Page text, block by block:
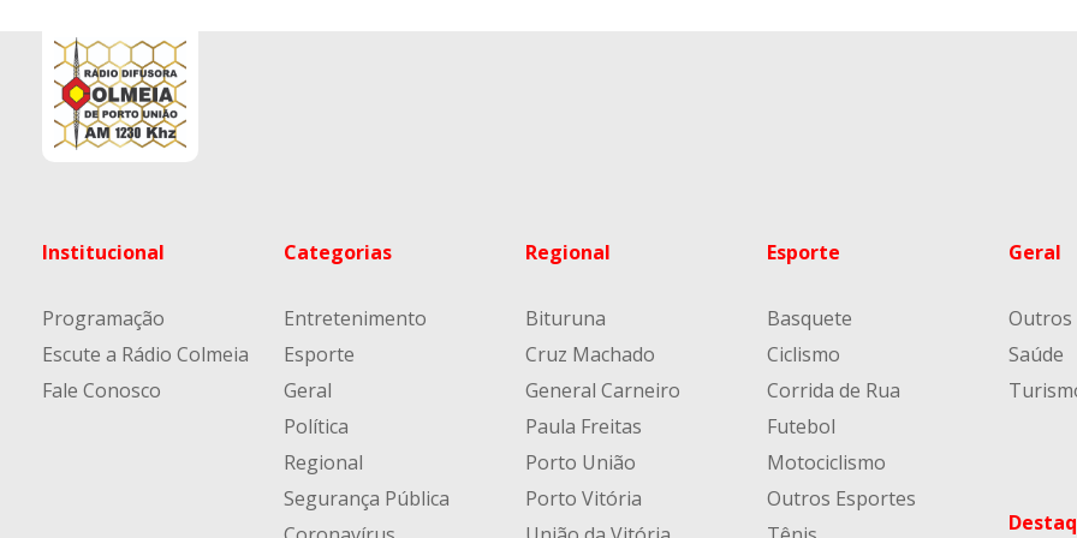
Institucional
Programação
Escute a Rádio Colmeia
Fale Conosco
Categorias
Entretenimento
Esporte
Geral
Política
Regional
Segurança Pública
Regional
Bituruna
Cruz Machado
General Carneiro
Paula Freitas
Porto União
Porto Vitória
Esporte
Basquete
Ciclismo
Corrida de Rua
Futebol
Motociclismo
Outros Esportes
Geral
Outros
Saúde